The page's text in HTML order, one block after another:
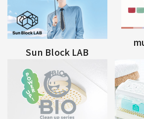
Sun Block LAB